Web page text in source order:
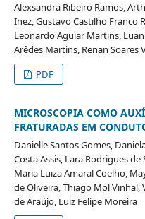
Alexsandra Ribeiro Ramos,
Inez, Gustavo Castilho Franco
Leonardo Aguiar Martins,
Arêdes Martins, Renan Soares
PDF
MICROSCOPIA COMO
FRATURADAS EM
Danielle Santos Gomes,
Costa Assis, Lara Rodrigues
Maria Luiza Amaral Coelho,
de Oliveira, Thiago Mol Vinhal,
de Araújo, Luiz Felipe Moreira